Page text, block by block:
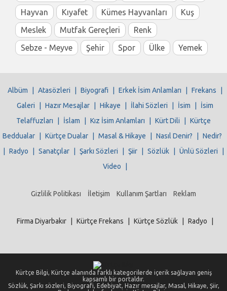
Hayvan
Kıyafet Kümes Hayvanları
Kuş
Meslek
Mutfak Gereçleri
Renk
Sebze - Meyve
Şehir Spor Ülke Yemek
Albüm Atasözleri Biyografi Erkek İsim Anlamları Frekans
Galeri
Hazır Mesajlar Hikaye İlahi Sözleri İsim
İsim
Telaffuzları
İslam Kız İsim Anlamları Kürt Dili
Kürtçe
Beddualar
Kürtçe Dualar Masal & Hikaye Nasıl Denir?
Nedir?
Radyo Sanatçılar Şarkı Sözleri Şiir Sözlük Ünlü Sözleri
Video
Gizlilik Politikası İletişim Kullanım Şartları Reklam
Firma Diyarbakır Kürtçe Frekans Kürtçe Sözlük Radyo
Kürtçe Bilgi, Kürtçe alanında farklı kategorilerde içerik sağlayan geniş
kapsamlı bir portaldır.
Sözlük, Şarkı sözleri, Biyografi, Edebiyat, Hazır mesajlar, Masal, Hikaye, Şiir,